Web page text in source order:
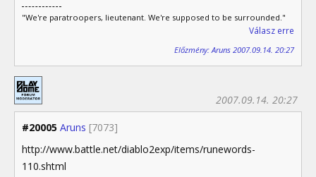
"We're paratroopers, lieutenant. We're supposed to be surrounded."
Válasz erre
Előzmény: Aruns 2007.09.14. 20:27
#20005 Aruns [7073]
2007.09.14. 20:27
http://www.battle.net/diablo2exp/items/runewords-
110.shtml